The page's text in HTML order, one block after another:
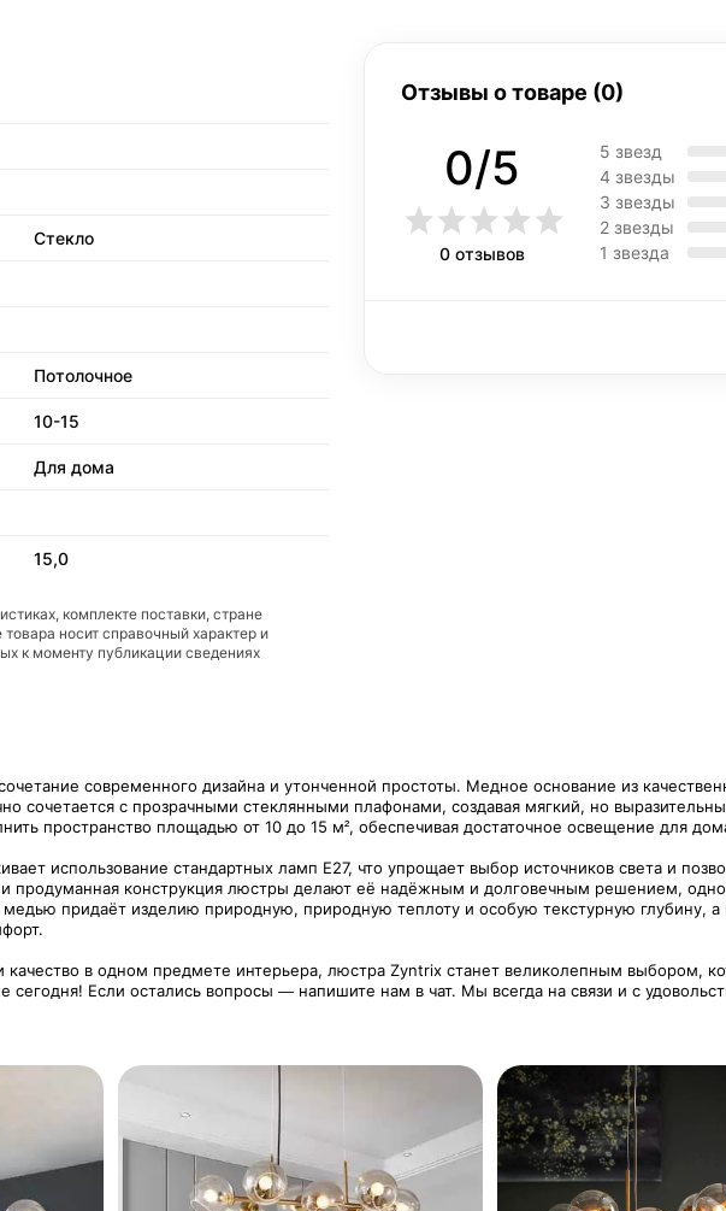
Стекло
Потолочное
10-15
Для дома
15,0
комплекте поставки, стране
носит справочный характер и
к моменту публикации сведениях
Отзывы о товаре (0)
0/5
0 отзывов
5 звезд
4 звезды
3 звезды
2 звезды
1 звезда
современного дизайна и утонченной простоты. Медное основание из
сочетается с прозрачными стеклянными плафонами, создавая мягкий, но
пространство площадью от 10 до 15 м², обеспечивая достаточное освещение для
использование стандартных ламп Е27, что упрощает выбор источников света и
продуманная конструкция люстры делают её надёжным и долговечным решением,
придаёт изделию природную, природную теплоту и особую текстурную глубину,
качество в одном предмете интерьера, люстра Zyntrix станет великолепным выбором,
сегодня! Если остались вопросы — напишите нам в чат. Мы всегда на связи и с